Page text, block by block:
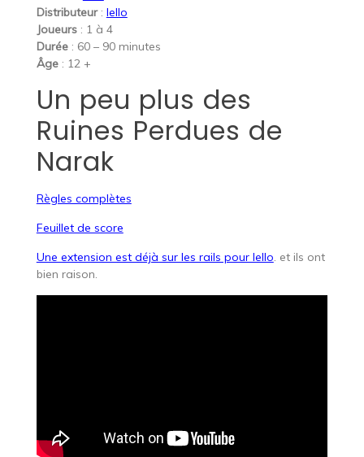
Distributeur : Iello
Joueurs : 1 à 4
Durée : 60 – 90 minutes
Âge : 12 +
Un peu plus des
Ruines Perdues de
Narak
Règles complètes
Feuillet de score
Une extension est déjà sur les rails pour Iello . et ils ont
bien raison.